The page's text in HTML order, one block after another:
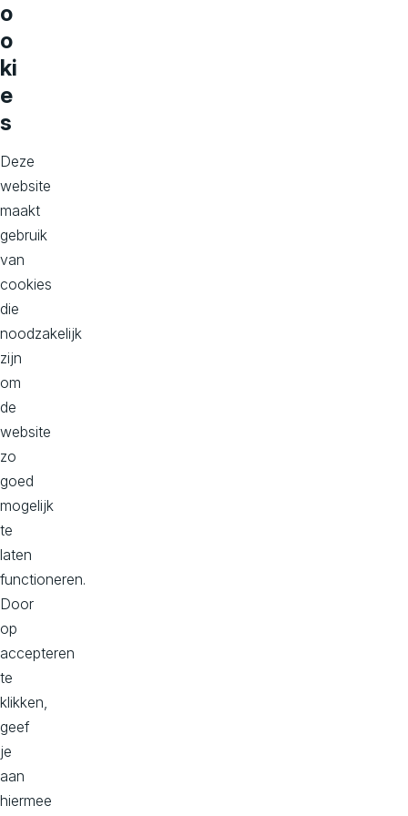
e
l
e
m
a
a
l
o
v
e
r
t
u
i
g
d
?
Neem
zelf
een
kijkje
bij
onze
projecten.
o
o
ki
e
s
Deze
website
maakt
gebruik
van
cookies
die
noodzakelijk
zijn
om
de
website
zo
goed
mogelijk
te
laten
functioneren.
Door
op
accepteren
te
klikken,
geef
je
aan
hiermee